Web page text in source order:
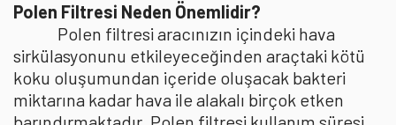
Polen Filtresi Neden Önemlidir?
Polen filtresi aracınızın içindeki hava
sirkülasyonunu etkileyeceğinden araçtaki kötü
koku oluşumundan içeride oluşacak bakteri
miktarına kadar hava ile alakalı birçok etken